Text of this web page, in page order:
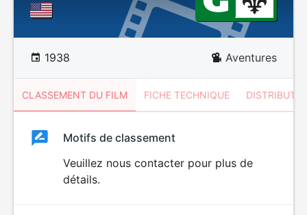
1938 Aventures
CLASSEMENT DU FILM FICHE TECHNIQUE
ClassementClassement
Motifs de classement
Veuillez nous contacter pour plus de
détails.